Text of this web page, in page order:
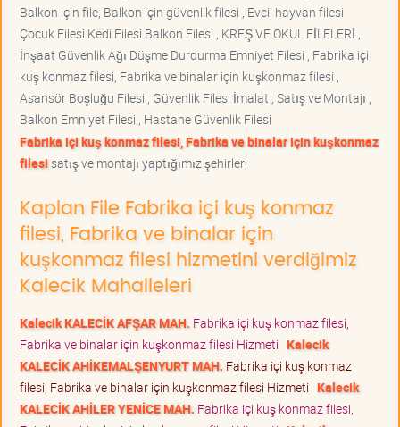
Balkon için file, Balkon için güvenlik filesi , Evcil hayvan filesi
Çocuk Filesi Kedi Filesi Balkon Filesi , KREŞ VE OKUL FİLELERİ ,
İnşaat Güvenlik Ağı Düşme Durdurma Emniyet Filesi , Fabrika içi
kuş konmaz filesi, Fabrika ve binalar için kuşkonmaz filesi ,
Asansör Boşluğu Filesi , Güvenlik Filesi İmalat , Satış ve Montajı ,
Balkon Emniyet Filesi , Hastane Güvenlik Filesi
Fabrika içi kuş konmaz filesi, Fabrika ve binalar için kuşkonmaz
filesisatış ve montajı yaptığımız şehirler;
Kaplan File Fabrika içi kuş konmaz
filesi, Fabrika ve binalar için
kuşkonmaz filesi hizmetini verdiğimiz
Kalecik Mahalleleri
Kalecik KALECİK AFŞAR MAH. Fabrika içi kuş konmaz filesi,
Fabrika ve binalar için kuşkonmaz filesi Hizmeti Kalecik
KALECİK AHİKEMALŞENYURT MAH. Fabrika içi kuş konmaz
filesi, Fabrika ve binalar için kuşkonmaz filesi Hizmeti Kalecik
KALECİK AHİLER YENİCE MAH. Fabrika içi kuş konmaz filesi,